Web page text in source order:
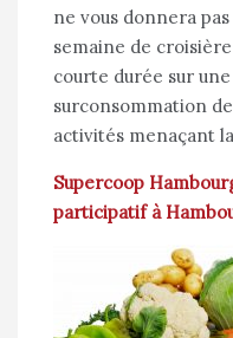
ne vous donnera
semaine de
courte durée sur
surconsommation
activités menaçant
Supercoop
participatif à